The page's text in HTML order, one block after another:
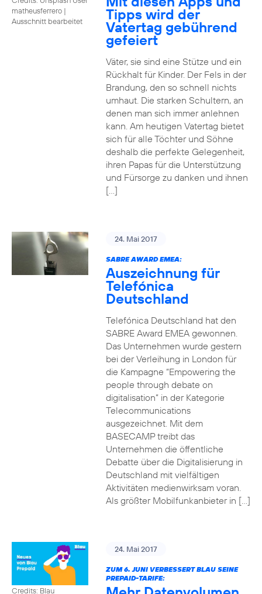
matheusferrero |
Ausschnitt bearbeitet
Tipps wird der
Vatertag gebührend
gefeiert
Väter, sie sind eine Stütze und ein
Rückhalt für Kinder. Der Fels in der
Brandung, den so schnell nichts
umhaut. Die starken Schultern, an
denen man sich immer anlehnen
kann. Am heutigen Vatertag bietet
sich für alle Töchter und Söhne
deshalb die perfekte Gelegenheit,
ihren Papas für die Unterstützung
und Fürsorge zu danken und ihnen
[…]
24. Mai 2017
SABRE AWARD EMEA:
Auszeichnung für
Telefónica
Deutschland
Telefónica Deutschland hat den
SABRE Award EMEA gewonnen.
Das Unternehmen wurde gestern
bei der Verleihung in London für
die Kampagne “Empowering the
people through debate on
digitalisation” in der Kategorie
Telecommunications
ausgezeichnet. Mit dem
BASECAMP treibt das
Unternehmen die öffentliche
Debatte über die Digitalisierung in
Deutschland mit vielfältigen
Aktivitäten medienwirksam voran.
Als größter Mobilfunkanbieter in […]
Credits: Blau
24. Mai 2017
ZUM 6. JUNI VERBESSERT BLAU SEINE
PREPAID-TARIFE: